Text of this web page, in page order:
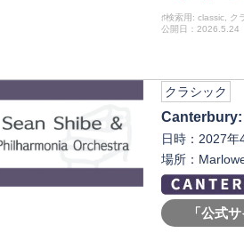
♯検索用: classic, ク
公開日：2026.5.24
クラシック
Canterbury:
日時：2027
場所：
「公式